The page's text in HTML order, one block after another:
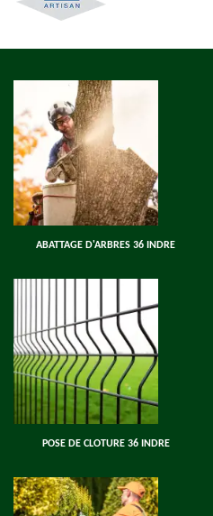
ABATTAGE D'ARBRES 36 INDRE
POSE DE CLOTURE 36 INDRE